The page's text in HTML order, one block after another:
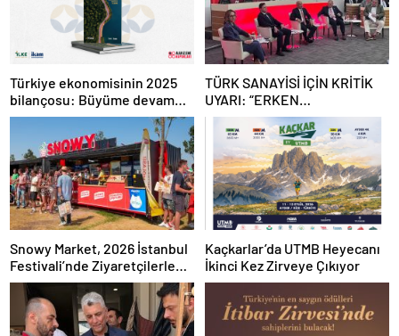
Türkiye ekonomisinin 2025
bilançosu: Büyüme devam
etti, sanayide alarm zilleri
TÜRK SANAYİSİ İÇİN KRİTİK
UYARI: “ERKEN
SANAYİSİZLEŞME
TEHLİKESİYLE KARŞI
KARŞIYAYIZ”
Snowy Market, 2026 İstanbul
Festivali’nde Ziyaretçilerle
Buluşuyor
Kaçkarlar’da UTMB Heyecanı
İkinci Kez Zirveye Çıkıyor